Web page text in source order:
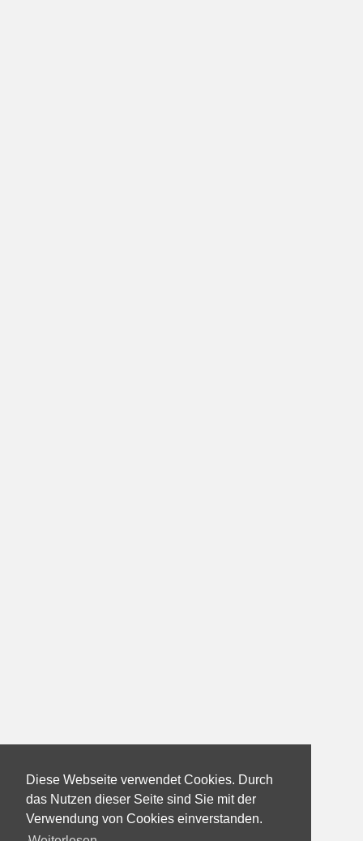
Diese Webseite verwendet Cookies. Durch
das Nutzen dieser Seite sind Sie mit der
Verwendung von Cookies einverstanden.